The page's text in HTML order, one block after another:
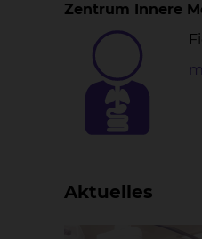
Zentrum Innere
Aktuelles